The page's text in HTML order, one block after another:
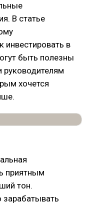
В статье
инвестировать в
быть полезны
хочется
приятным
тон.
зарабатывать